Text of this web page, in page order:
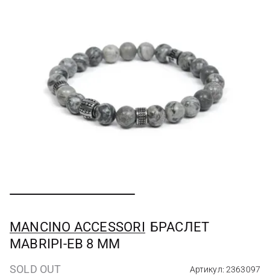
MANCINO ACCESSORI БРАСЛЕТ
MABRIPI-EB 8 MM
SOLD OUT Артикул: 2363097